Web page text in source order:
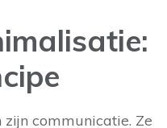
communicatie. Ze